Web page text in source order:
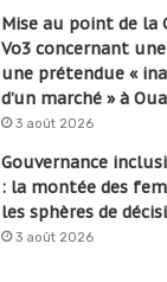
Mise au point de la
Vo3 concernant
une prétendue «
d’un marché » à
3 août 2026
Gouvernance
: la montée des
les sphères de
3 août 2026